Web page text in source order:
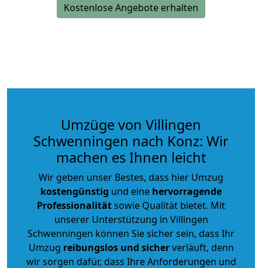
Kostenlose Angebote erhalten
Umzüge von Villingen
Schwenningen nach Konz: Wir
machen es Ihnen leicht
Wir geben unser Bestes, dass hier Umzug
kostengünstig und eine hervorragende
Professionalitätsowie Qualität bietet. Mit
unserer Unterstützung in Villingen
Schwenningen können Sie sicher sein, dass Ihr
Umzug reibungslos und sicherverläuft, denn
wir sorgen dafür, dass Ihre Anforderungen und